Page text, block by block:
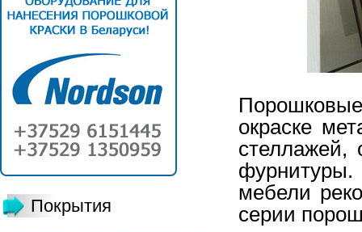
Покрытия
окраске
мебели
серии